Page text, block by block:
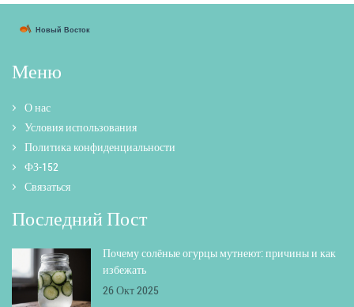
Меню
О нас
Условия использования
Политика конфиденциальности
ФЗ-152
Связаться
Последний Пост
Почему солёные огурцы мутнеют: причины и как
избежать
26 Окт 2025